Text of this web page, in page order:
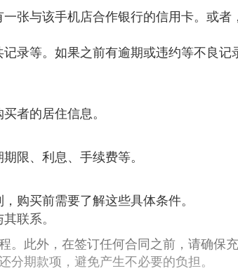
张与该手机店合作银行的信用卡。或者
录等。如果之前有逾期或违约等不良记
者的居住信息。
限、利息、手续费等。
购买前需要了解这些具体条件。
联系。
。此外，在签订任何合同之前，请确保
期款项，避免产生不必要的负担。